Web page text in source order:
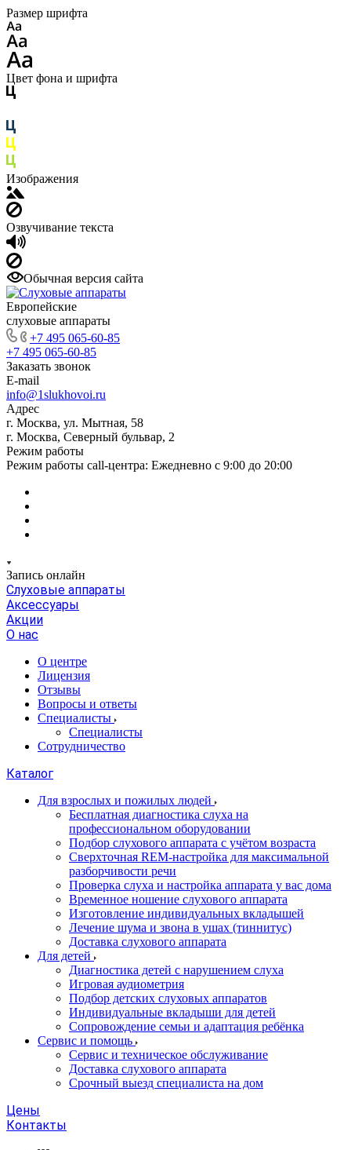
Размер шрифта
Цвет фона и шрифта
Изображения
Озвучивание текста
Обычная версия сайта
Европейские
слуховые аппараты
+7 495 065-60-85
+7 495 065-60-85
Заказать звонок
E-mail
info@1slukhovoi.ru
Адрес
г. Москва, ул. Мытная, 58
г. Москва, Северный бульвар, 2
Режим работы
Режим работы call-центра: Ежедневно с 9:00 до 20:00
Запись онлайн
Слуховые аппараты
Аксессуары
Акции
О нас
О центре
Лицензия
Отзывы
Вопросы и ответы
Специалисты
Специалисты
Сотрудничество
Каталог
Для взрослых и пожилых людей
Бесплатная диагностика слуха на
профессиональном оборудовании
Подбор слухового аппарата с учётом возраста
Сверхточная REM-настройка для максимальной
разборчивости речи
Проверка слуха и настройка аппарата у вас дома
Временное ношение слухового аппарата
Изготовление индивидуальных вкладышей
Лечение шума и звона в ушах (тиннитус)
Доставка слухового аппарата
Для детей
Диагностика детей с нарушением слуха
Игровая аудиометрия
Подбор детских слуховых аппаратов
Индивидуальные вкладыши для детей
Сопровождение семьи и адаптация ребёнка
Сервис и помощь
Сервис и техническое обслуживание
Доставка слухового аппарата
Срочный выезд специалиста на дом
Цены
Контакты